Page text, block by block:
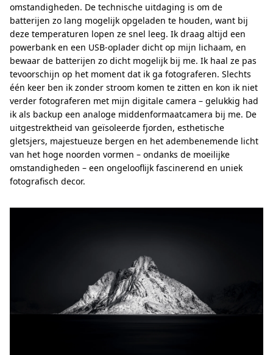
omstandigheden. De technische uitdaging is om de
batterijen zo lang mogelijk opgeladen te houden, want bij
deze temperaturen lopen ze snel leeg. Ik draag altijd een
powerbank en een USB-oplader dicht op mijn lichaam, en
bewaar de batterijen zo dicht mogelijk bij me. Ik haal ze pas
tevoorschijn op het moment dat ik ga fotograferen. Slechts
één keer ben ik zonder stroom komen te zitten en kon ik niet
verder fotograferen met mijn digitale camera – gelukkig had
ik als backup een analoge middenformaatcamera bij me. De
uitgestrektheid van geïsoleerde fjorden, esthetische
gletsjers, majestueuze bergen en het adembenemende licht
van het hoge noorden vormen – ondanks de moeilijke
omstandigheden – een ongelooflijk fascinerend en uniek
fotografisch decor.